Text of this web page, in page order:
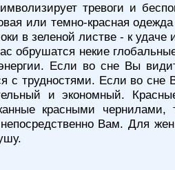
тревоги и
или темно-красная
в зеленой листве - к
обрушатся некие
Если во сне Вы
с трудностями. Если во
и экономный.
красными
Вам. Для